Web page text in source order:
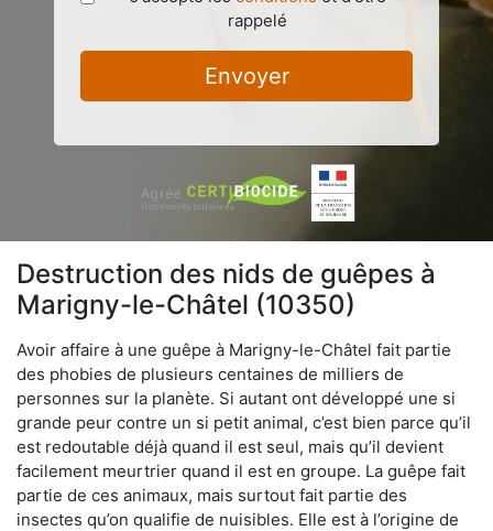
rappelé
Envoyer
Destruction des nids de guêpes à
Marigny-le-Châtel (10350)
Avoir affaire à une guêpe à Marigny-le-Châtel fait partie
des phobies de plusieurs centaines de milliers de
personnes sur la planète. Si autant ont développé une si
grande peur contre un si petit animal, c’est bien parce qu’il
est redoutable déjà quand il est seul, mais qu’il devient
facilement meurtrier quand il est en groupe. La guêpe fait
partie de ces animaux, mais surtout fait partie des
insectes qu’on qualifie de nuisibles. Elle est à l’origine de